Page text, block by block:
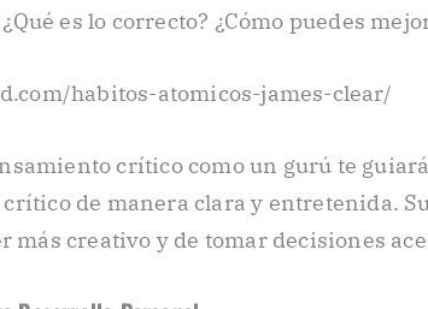
es lo correcto? ¿Cómo puedes
habitos-atomicos-james-clear/
crítico como un gurú te
de manera clara y entretenida.
más creativo y de tomar decisiones